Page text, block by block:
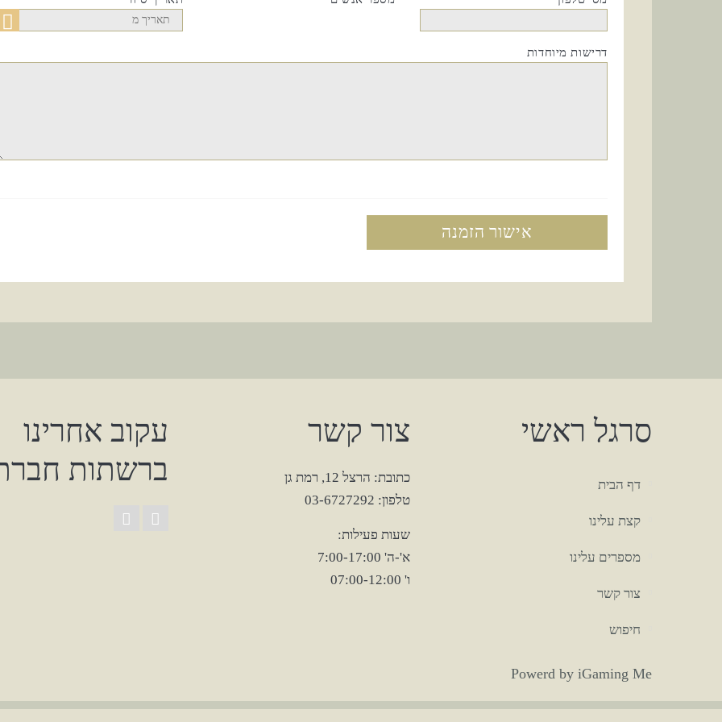
דרישות מיוחדות
אישור הזמנה
סרגל ראשי
דף הבית
קצת עלינו
מספרים עלינו
צור קשר
חיפוש
Powerd by iGaming Me
צור קשר
כתובת: הרצל 12, רמת גן
טלפון: 03-6727292
שעות פעילות:
א'-ה' 7:00-17:00
ו' 07:00-12:00
עקוב אחרינו
ברשתות